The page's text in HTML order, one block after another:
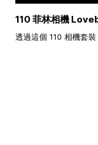
110 菲林相機
透過這個 110 相機套